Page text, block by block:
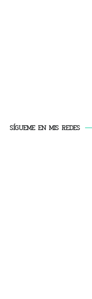
SÍGUEME EN MIS REDES